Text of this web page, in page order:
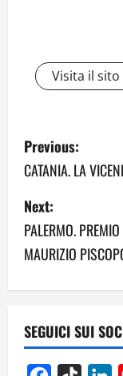
Visita il sito
P
o
s
t
n
v
Previous:
CATANIA. LA
Next:
PALERMO.
MAURIZIO
SEGUICI SUI